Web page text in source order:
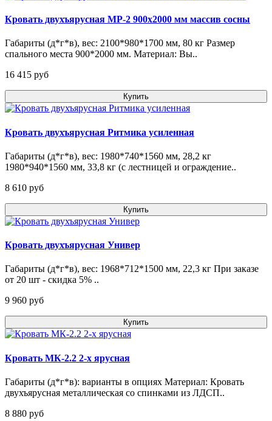
Кровать двухъярусная МР-2 900х2000 мм массив сосны
Габариты (д*г*в), вес: 2100*980*1700 мм, 80 кг Размер
спального места 900*2000 мм. Материал: Вы..
16 415 pуб
Купить
Кровать двухъярусная Ритмика усиленная
Габариты (д*г*в), вес: 1980*740*1560 мм, 28,2 кг
1980*940*1560 мм, 33,8 кг (с лестницей и ограждение..
8 610 pуб
Купить
Кровать двухъярусная Универ
Габариты (д*г*в), вес: 1968*712*1500 мм, 22,3 кг При заказе
от 20 шт - скидка 5% ..
9 960 pуб
Купить
Кровать МК-2.2 2-х ярусная
Габариты (д*г*в): варианты в опциях Материал: Кровать
двухъярусная металлическая со спинками из ЛДСП..
8 880 pуб